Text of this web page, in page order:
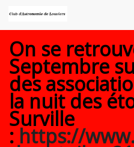
On se
Septembre
des
la nuit des
Surville
: https://